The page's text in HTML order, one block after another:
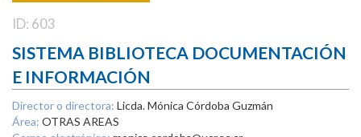
ID: 603
SISTEMA BIBLIOTECA DOCUMENTACIÓN
E INFORMACIÓN
Director o directora: Licda. Mónica Córdoba Guzmán
Área: OTRAS AREAS